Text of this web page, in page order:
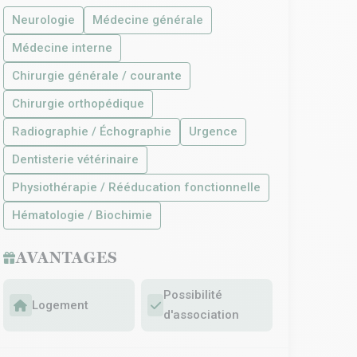
Neurologie
Médecine générale
Médecine interne
Chirurgie générale / courante
Chirurgie orthopédique
Radiographie / Échographie
Urgence
Dentisterie vétérinaire
Physiothérapie / Rééducation fonctionnelle
Hématologie / Biochimie
AVANTAGES
Logement
Possibilité
d'association